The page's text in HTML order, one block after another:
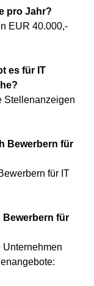
pro Jahr?
EUR 40.000,-
es für IT
Stellenanzeigen
Bewerbern für
für IT
Bewerbern für